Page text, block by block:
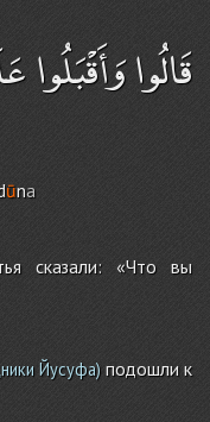
قَالُوا
ūna
сказали: «Что вы
Йусуфа)подошли к